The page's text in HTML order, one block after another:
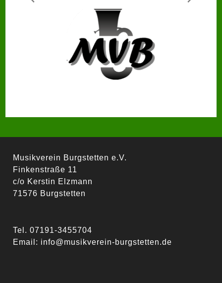
Musikverein Burgstetten e.V.
Finkenstraße 11
c/o Kerstin Elzmann
71576 Burgstetten
Tel. 07191-3455704
Email: info@musikverein-burgstetten.de